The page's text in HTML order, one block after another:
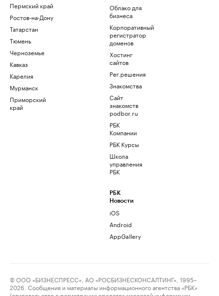
Пермский край
Ростов-на-Дону
Татарстан
Тюмень
Черноземье
Кавказ
Карелия
Мурманск
Приморский
край
Облако для
бизнеса
Корпоративный
регистратор
доменов
Хостинг
сайтов
Рег.решения
Знакомства
Сайт
знакомств
podbor.ru
РБК
Компании
РБК Курсы
Школа
управления
РБК
РБК
Новости
iOS
Android
AppGallery
© ООО «БИЗНЕСПРЕСС», АО «РОСБИЗНЕСКОНСАЛТИНГ», 1995–
2026. Сообщения и материалы информационного агентства «РБК»